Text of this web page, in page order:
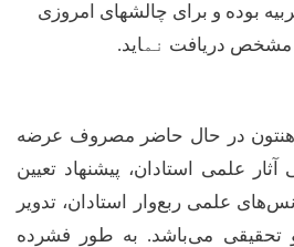
بوده و برای چالشهای امروزی
مشخص دریافت نماید.
در حال حاضر مصروف عرضه
علمی استادان، پیشنهاد تعیین
علمی ربع‌وار استادان، تدویر
تحقیقی می‌باشد. به طور فشرده